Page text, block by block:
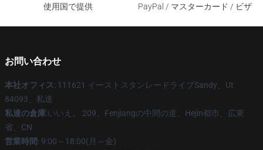
使用国で提供
PayPal / マスターカード / ビザ
お問い合わせ
本社オフィス: 111621 イーストスタンレードライブSandy、Ut
84093、私達
私達の倉庫:いいえ。 209、Fenjiangの中間の道、Hejin都市、広東
省、CN
営業時間: 9:00～18:00(月～金)